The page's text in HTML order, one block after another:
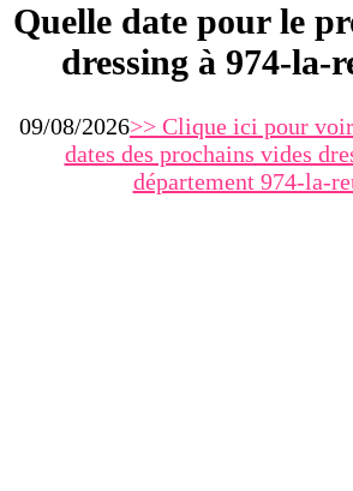
Quelle date pour le
dressing à 974-la-
09/08/2026>> Clique ici pour
dates des prochains vides
département 974-la-